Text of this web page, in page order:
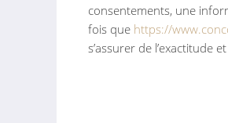
consentements, une
fois que https://
s’assurer de l’exactitude